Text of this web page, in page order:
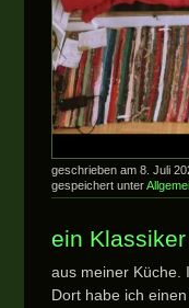
geschrieben am 8. Juli
gespeichert unter
ein Klassiker
aus meiner Küche.
Dort habe ich